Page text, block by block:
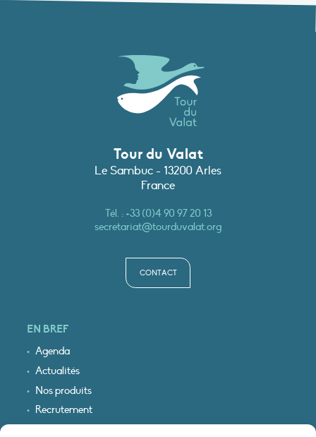
Tour du Valat
Le Sambuc - 13200 Arles
France
Tél. :+33 (0)4 90 97 20 13
secretariat@tourduvalat.org
CONTACT
EN BREF
Agenda
Actualités
Nos produits
Recrutement